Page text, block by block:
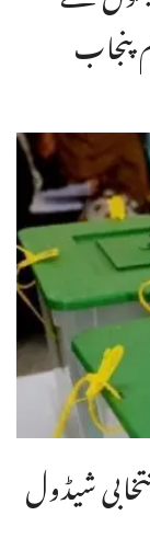
پنجاب
شیڈول